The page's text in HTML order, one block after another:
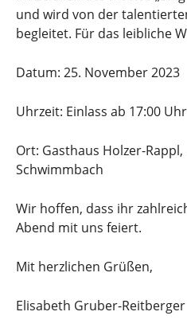
und wird von der
begleitet. Für das leibliche
Datum: 25. November 2023
Uhrzeit: Einlass ab 17:00 Uhr
Ort: Gasthaus Holzer-
Schwimmbach
Wir hoffen, dass ihr
Abend mit uns feiert.
Mit herzlichen Grüßen,
Elisabeth Gruber-Reitberger